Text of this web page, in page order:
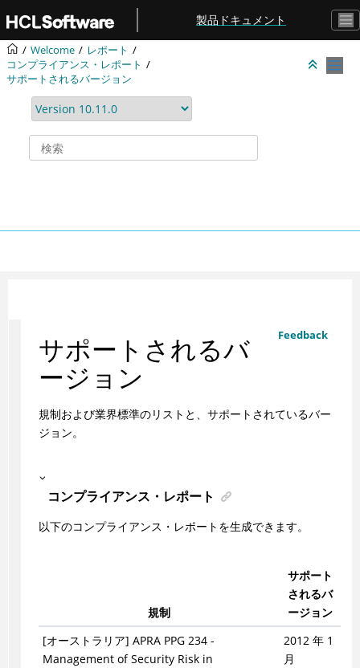
メインコンテンツにジャンプ
製品ドキュメント
Welcome
レポート
コンプライアンス・レポート
サポートされるバージョン
Feedback
サポートされるバ
ージョン
規制および業界標準のリストと、サポートされているバー
ジョン。
コンプライアンス・レポート
以下のコンプライアンス・レポートを生成できます。
規制
サポート
されるバ
ージョン
[オーストラリア] APRA PPG 234 -
Management of Security Risk in
2012 年 1
月